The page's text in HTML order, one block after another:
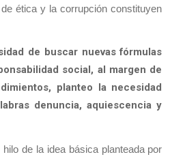
ética y la corrupción constituyen
de buscar nuevas fórmulas
social, al margen de
planteo la necesidad
denuncia, aquiescencia y
de la idea básica planteada por